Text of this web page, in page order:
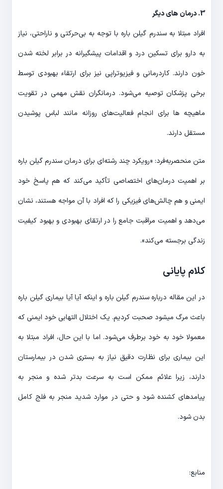
3. درمان های دیگر
افراد مبتلا به سندرم گیلن باره با توجه به بی‌حرکتی و ناراحتی، نیاز
به دارو برای تسکین درد و اقدامات پیشگیرانه در برابر لخته شدن
خون دارند. کاردرمانی و فیزیوتراپی نیز برای ارتقاء بهبودی توسط
برخی پزشکان توصیه می‌شود. درمانگران نقش مهمی در تقویت
ماهیچه ها برای انجام فعالیت‌های روزانه مانند لباس پوشیدن
مستقل دارند.
متن منحصربه‌فرد: «رویکرد چند رشته‌ای برای درمان سندرم گیلن باره
بر اهمیت درمان‌های اختصاصی تأکید می‌کند که هم پاسخ خود
ایمنی و هم چالش‌های فیزیکی را که افراد با آن مواجه هستند، نشان
می‌دهد و اهمیت مراقبت جامع را در ارتقای بهبودی و بهبود کیفیت
زندگی برجسته می‌کند».
کلام پایانی
در این مقاله درباره سندرم گیلن باره و اینکه آیا آیا بیماری گیلن باره
باعث مرگ میشود صحبت کردیم. یک اختلال التهابی خود ایمنی که
معمولا خود به خود برطرف می‌شود. اما با این حال، افراد مبتلا به
این بیماری برای نظارت دقیق نیاز به بستری شدن در بیمارستان
دارند، زیرا علائم ممکن است به سرعت بدتر شده و منجر به
پیامدهای کشنده شود و حتی در موارد شدید منجر به فلج کامل
بدن شود.
منابع: